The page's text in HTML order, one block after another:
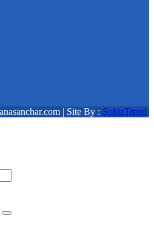
| Site By : SobizTrend